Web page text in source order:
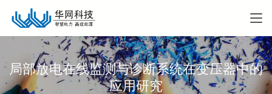
局部放电在线监测与诊断系统在变压器中的
应用研究